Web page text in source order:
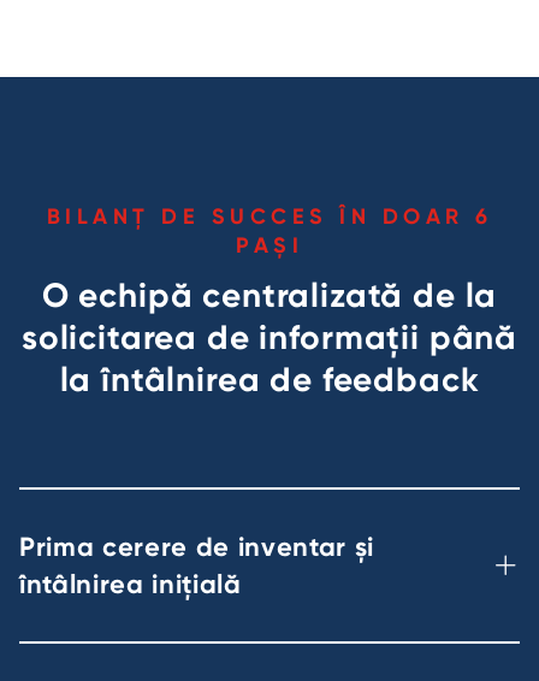
BILANȚ DE SUCCES ÎN DOAR 6
PAȘI
O echipă centralizată de la
solicitarea de informații până
la întâlnirea de feedback
Prima cerere de inventar și
întâlnirea inițială